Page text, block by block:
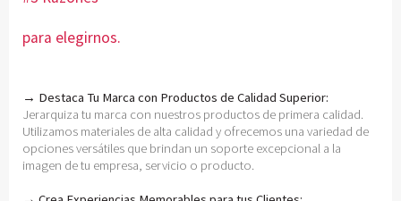
para elegirnos.
→ Destaca Tu Marca con Productos de Calidad Superior:
Jerarquiza tu marca con nuestros productos de primera calidad.
Utilizamos materiales de alta calidad y ofrecemos una variedad de
opciones versátiles que brindan un soporte excepcional a la
imagen de tu empresa, servicio o producto.